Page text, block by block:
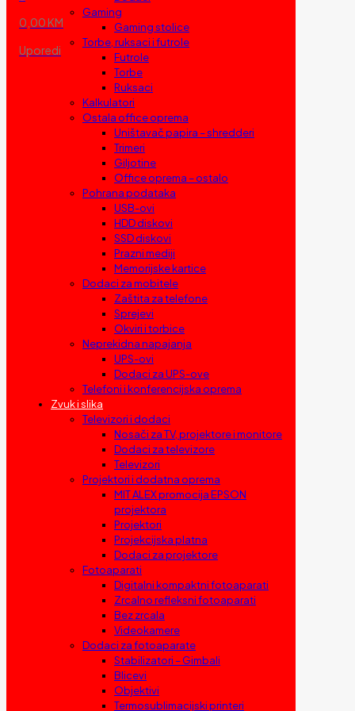
0,00 KM
Uporedi
Gaming
Gaming stolice
Torbe, ruksaci i futrole
Futrole
Torbe
Ruksaci
Kalkulatori
Ostala office oprema
Uništavač papira – shredderi
Trimeri
Giljotine
Office oprema – ostalo
Pohrana podataka
USB-ovi
HDD diskovi
SSD diskovi
Prazni mediji
Memorijske kartice
Dodaci za mobitele
Zaštita za telefone
Sprejevi
Okviri i torbice
Neprekidna napajanja
UPS-ovi
Dodaci za UPS-ove
Telefoni i konferencijska oprema
Zvuk i slika
Televizori i dodaci
Nosači za TV, projektore i monitore
Dodaci za televizore
Televizori
Projektori i dodatna oprema
MIT ALEX promocija EPSON
projektora
Projektori
Projekcijska platna
Dodaci za projektore
Fotoaparati
Digitalni kompaktni fotoaparati
Zrcalno refleksni fotoaparati
Bez zrcala
Videokamere
Dodaci za fotoaparate
Stabilizatori – Gimbali
Blicevi
Objektivi
Termosublimacijski printeri